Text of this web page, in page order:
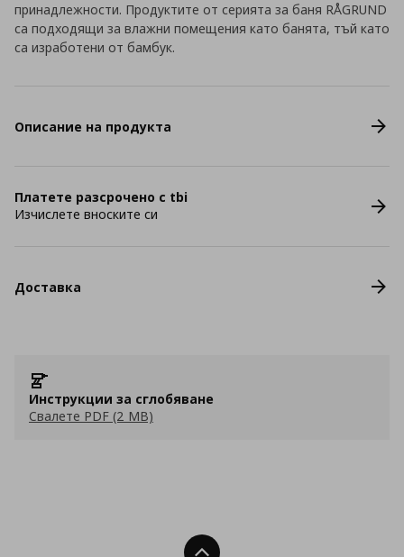
принадлежности. Продуктите от серията за баня RÅGRUND
са подходящи за влажни помещения като банята, тъй като
са изработени от бамбук.
Описание на продукта
Платете разсрочено с tbi
Изчислете вноските си
Доставка
Инструкции за сглобяване
Свалете PDF (2 MB)
Нагоре